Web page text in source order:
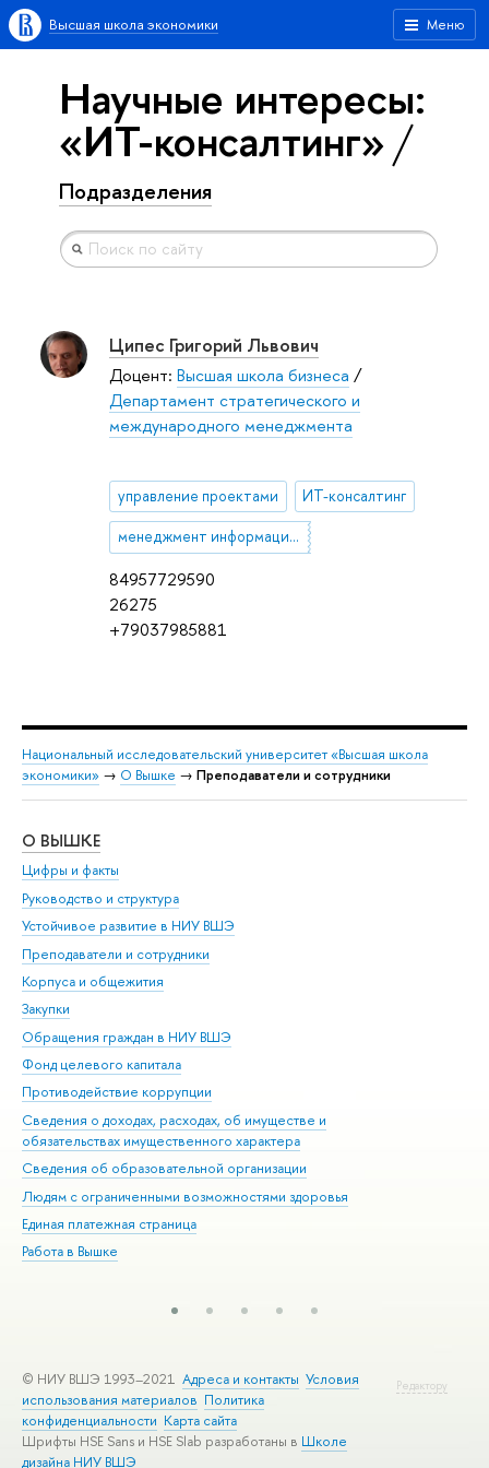
Меню
Высшая школа экономики
Научные интересы:
«ИТ-консалтинг»
Подразделения
84957729590
26275
+79037985881
Ципес Григорий Львович
Доцент: Высшая школа бизнеса /
Департамент стратегического и
международного менеджмента
управление проектами ИТ-консалтинг
менеджмент информационных систем
Национальный исследовательский университет «Высшая школа
экономики» → О Вышке → Преподаватели и сотрудники
О ВЫШКЕ
Цифры и факты
Руководство и структура
Устойчивое развитие в НИУ ВШЭ
Преподаватели и сотрудники
Корпуса и общежития
Закупки
Обращения граждан в НИУ ВШЭ
Фонд целевого капитала
Противодействие коррупции
Сведения о доходах, расходах, об имуществе и
обязательствах имущественного характера
Сведения об образовательной организации
Людям с ограниченными возможностями здоровья
Единая платежная страница
Работа в Вышке
Редактору
© НИУ ВШЭ 1993–2021 Адреса и контакты Условия
использования материалов Политика
конфиденциальности Карта сайта
Шрифты HSE Sans и HSE Slab разработаны в Школе
дизайна НИУ ВШЭ